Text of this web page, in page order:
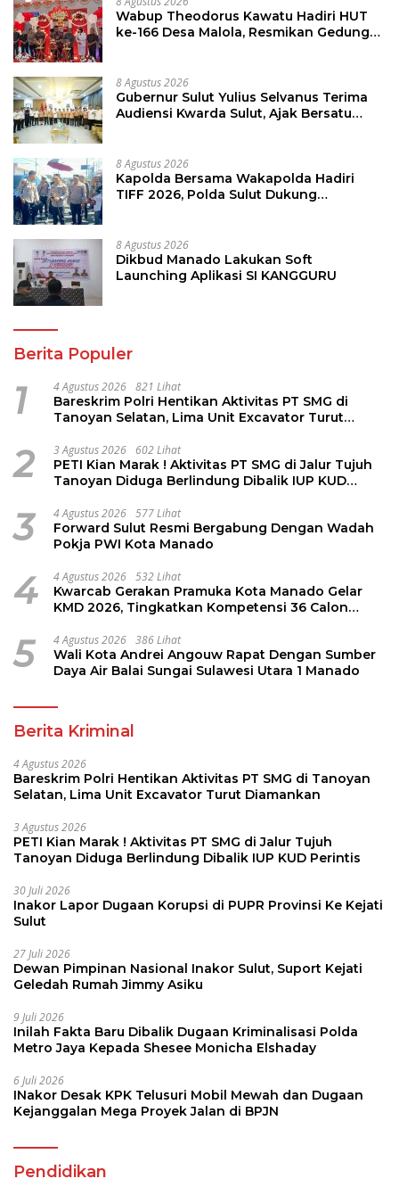
Wabup Theodorus Kawatu Hadiri HUT
ke-166 Desa Malola, Resmikan Gedung
8 Agustus 2026
Gubernur Sulut Yulius Selvanus Terima
Audiensi Kwarda Sulut, Ajak Bersatu
8 Agustus 2026
Kapolda Bersama Wakapolda Hadiri
TIFF 2026, Polda Sulut Dukung
8 Agustus 2026
Dikbud Manado Lakukan Soft
Launching Aplikasi SI KANGGURU
Berita Populer
1 4 Agustus 2026 821 Lihat
Bareskrim Polri Hentikan Aktivitas PT SMG di
Tanoyan Selatan, Lima Unit Excavator Turut
2 3 Agustus 2026 602 Lihat
PETI Kian Marak ! Aktivitas PT SMG di Jalur Tujuh
Tanoyan Diduga Berlindung Dibalik IUP KUD
3 4 Agustus 2026 577 Lihat
Forward Sulut Resmi Bergabung Dengan Wadah
Pokja PWI Kota Manado
4 4 Agustus 2026 532 Lihat
Kwarcab Gerakan Pramuka Kota Manado Gelar
KMD 2026, Tingkatkan Kompetensi 36 Calon
5 4 Agustus 2026 386 Lihat
Wali Kota Andrei Angouw Rapat Dengan Sumber
Daya Air Balai Sungai Sulawesi Utara 1 Manado
Berita Kriminal
4 Agustus 2026
Bareskrim Polri Hentikan Aktivitas PT SMG di Tanoyan
Selatan, Lima Unit Excavator Turut Diamankan
3 Agustus 2026
PETI Kian Marak ! Aktivitas PT SMG di Jalur Tujuh
Tanoyan Diduga Berlindung Dibalik IUP KUD Perintis
30 Juli 2026
Inakor Lapor Dugaan Korupsi di PUPR Provinsi Ke Kejati
Sulut
27 Juli 2026
Dewan Pimpinan Nasional Inakor Sulut, Suport Kejati
Geledah Rumah Jimmy Asiku
9 Juli 2026
Inilah Fakta Baru Dibalik Dugaan Kriminalisasi Polda
Metro Jaya Kepada Shesee Monicha Elshaday
6 Juli 2026
INakor Desak KPK Telusuri Mobil Mewah dan Dugaan
Kejanggalan Mega Proyek Jalan di BPJN
Pendidikan